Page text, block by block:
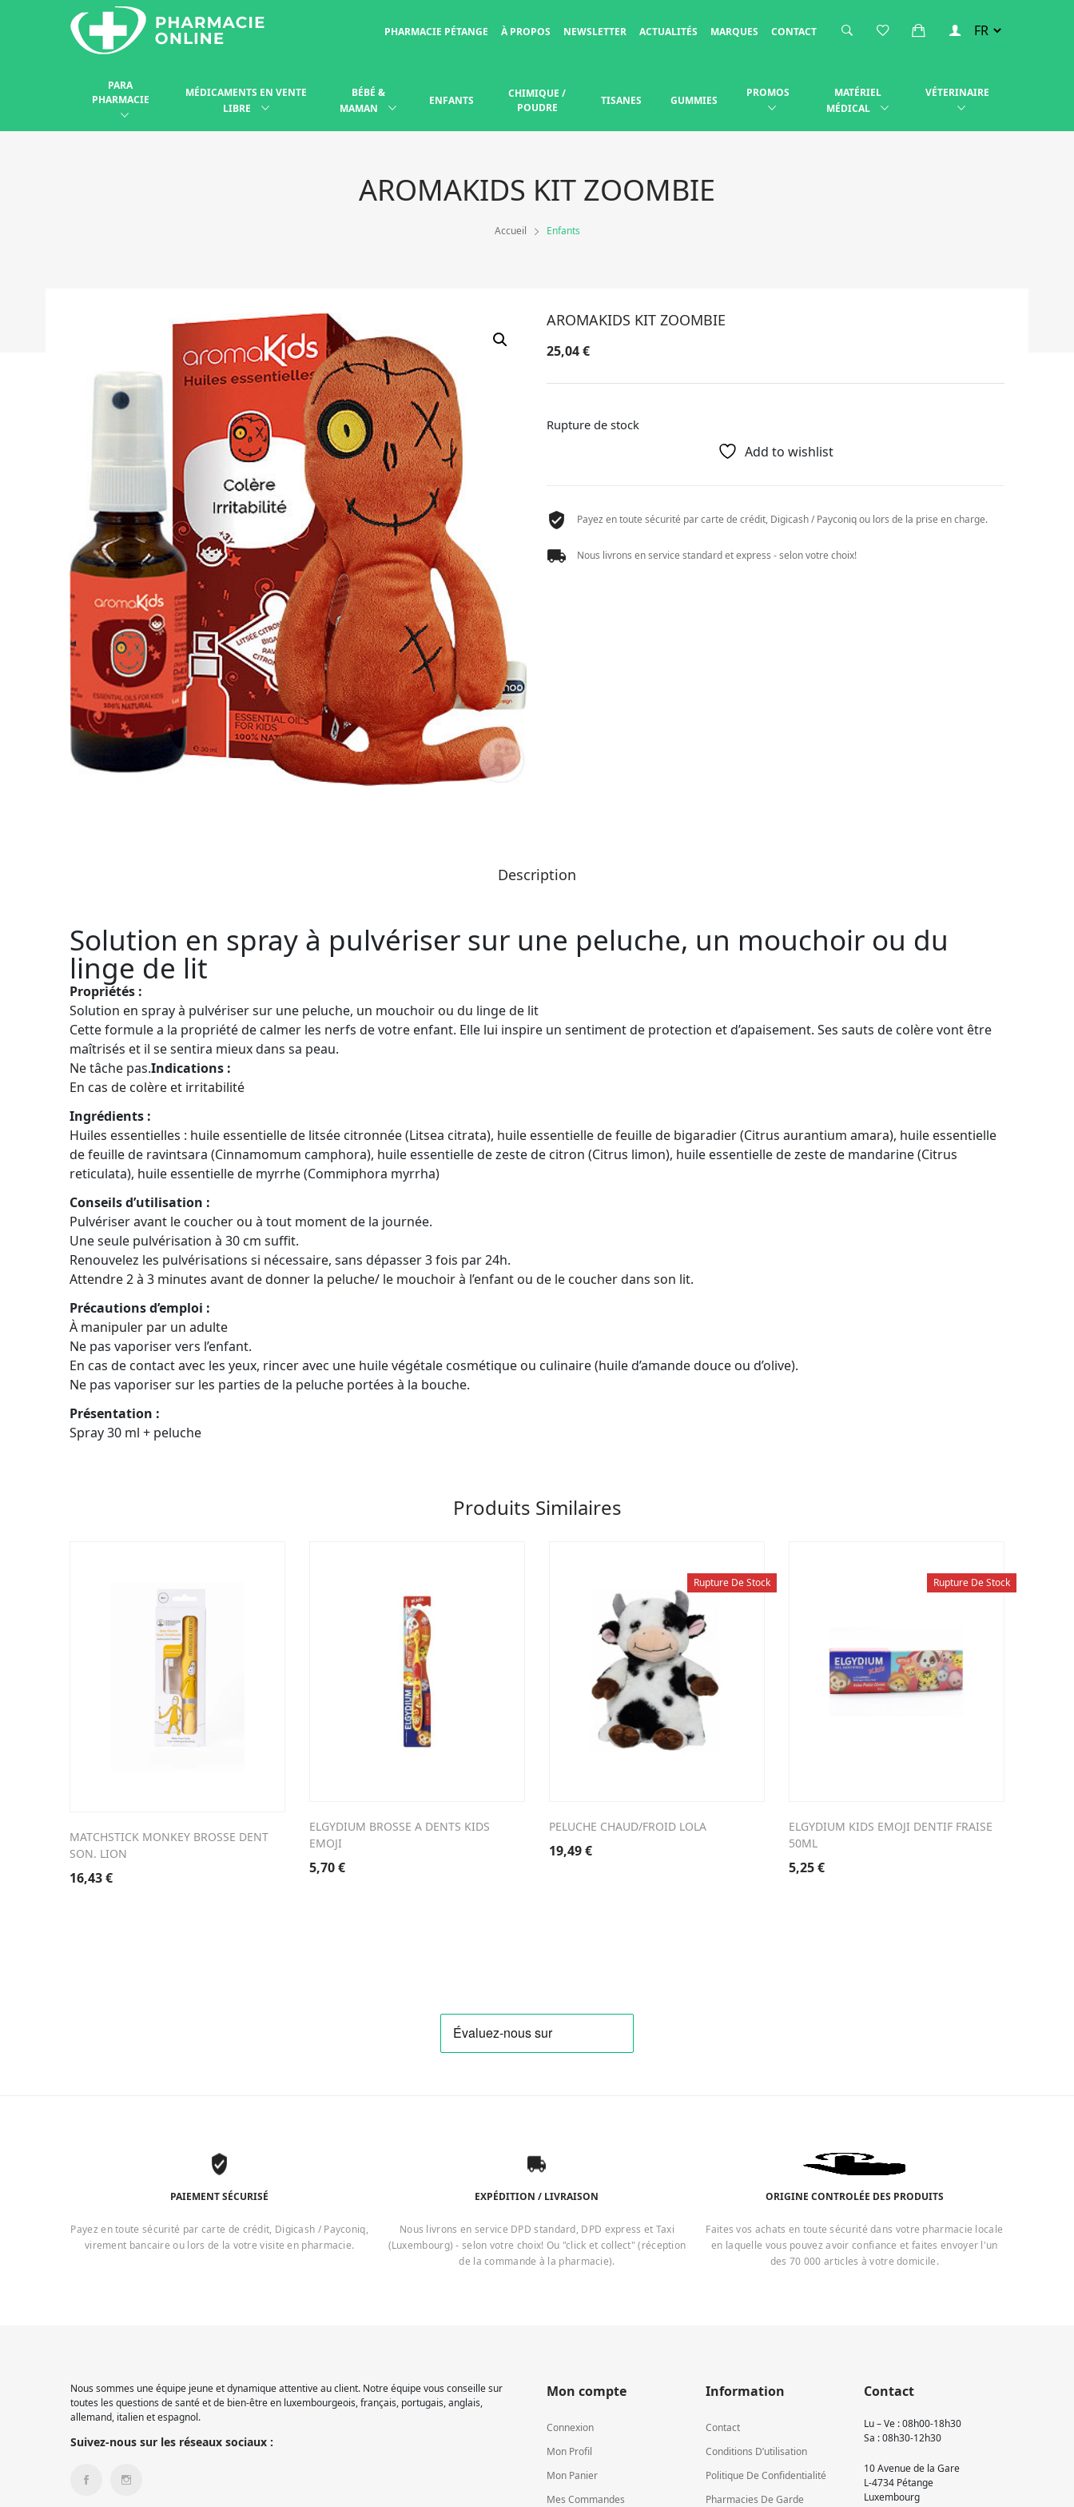
PHARMACIE PÉTANGE À PROPOS NEWSLETTER ACTUALITÉS MARQUES CONTACT
PARA
PHARMACIE
MÉDICAMENTS EN VENTE
LIBRE
BÉBÉ &
MAMAN
ENFANTS
CHIMIQUE /
POUDRE
TISANES GUMMIES
PROMOS
MATÉRIEL
MÉDICAL
VÉTERINAIRE
AROMAKIDS KIT ZOOMBIE
Accueil Enfants
AROMAKIDS KIT ZOOMBIE
25,04€
Rupture de stock
Add to wishlist
Payez en toute sécurité par carte de crédit, Digicash / Payconiq ou lors de la prise en charge.
Nous livrons en service standard et express - selon votre choix!
Description
Solution en spray à pulvériser sur une peluche, un mouchoir ou du
linge de lit
Propriétés :
Solution en spray à pulvériser sur une peluche, un mouchoir ou du linge de lit
Cette formule a la propriété de calmer les nerfs de votre enfant. Elle lui inspire un sentiment de protection et d’apaisement. Ses sauts de colère vont être
maîtrisés et il se sentira mieux dans sa peau.
Ne tâche pas.Indications :
En cas de colère et irritabilité
Ingrédients :
Huiles essentielles : huile essentielle de litsée citronnée (Litsea citrata), huile essentielle de feuille de bigaradier (Citrus aurantium amara), huile essentielle
de feuille de ravintsara (Cinnamomum camphora), huile essentielle de zeste de citron (Citrus limon), huile essentielle de zeste de mandarine (Citrus
reticulata), huile essentielle de myrrhe (Commiphora myrrha)
Conseils d’utilisation :
Pulvériser avant le coucher ou à tout moment de la journée.
Une seule pulvérisation à 30 cm suffit.
Renouvelez les pulvérisations si nécessaire, sans dépasser 3 fois par 24h.
Attendre 2 à 3 minutes avant de donner la peluche/ le mouchoir à l’enfant ou de le coucher dans son lit.
Précautions d’emploi :
À manipuler par un adulte
Ne pas vaporiser vers l’enfant.
En cas de contact avec les yeux, rincer avec une huile végétale cosmétique ou culinaire (huile d’amande douce ou d’olive).
Ne pas vaporiser sur les parties de la peluche portées à la bouche.
Présentation :
Spray 30 ml + peluche
Produits Similaires
MATCHSTICK MONKEY BROSSE DENT
SON. LION
16,43€
ELGYDIUM BROSSE A DENTS KIDS
EMOJI
5,70€
Rupture De Stock
PELUCHE CHAUD/FROID LOLA
19,49€
Rupture De Stock
ELGYDIUM KIDS EMOJI DENTIF FRAISE
50ML
5,25€
PAIEMENT SÉCURISÉ
Payez en toute sécurité par carte de crédit, Digicash / Payconiq,
virement bancaire ou lors de la votre visite en pharmacie.
EXPÉDITION / LIVRAISON
Nous livrons en service DPD standard, DPD express et Taxi
(Luxembourg) - selon votre choix! Ou "click et collect" (réception
de la commande à la pharmacie).
ORIGINE CONTROLÉE DES PRODUITS
Faites vos achats en toute sécurité dans votre pharmacie locale
en laquelle vous pouvez avoir confiance et faites envoyer l'un
des 70 000 articles à votre domicile.
Nous sommes une équipe jeune et dynamique attentive au client. Notre équipe vous conseille sur
toutes les questions de santé et de bien-être en luxembourgeois, français, portugais, anglais,
allemand, italien et espagnol.
Suivez-nous sur les réseaux sociaux :
Mon compte
Connexion
Mon Profil
Mon Panier
Mes Commandes
Information
Contact
Conditions D’utilisation
Politique De Confidentialité
Pharmacies De Garde
Contact
Lu – Ve : 08h00-18h30
Sa : 08h30-12h30
10 Avenue de la Gare
L-4734 Pétange
Luxembourg